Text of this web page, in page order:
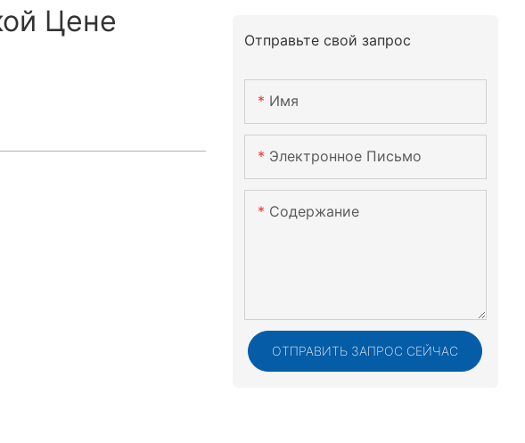
Цене
Отправьте свой запрос
Имя
Электронное Письмо
Содержание
ОТПРАВИТЬ ЗАПРОС СЕЙЧАС